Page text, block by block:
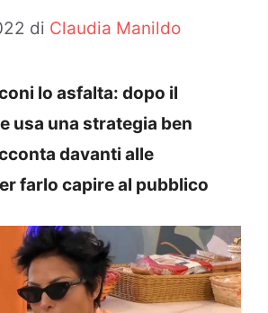
di Claudia Manildo
lo asfalta: dopo il
usa una strategia ben
davanti alle
farlo capire al pubblico